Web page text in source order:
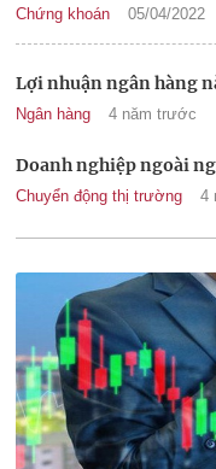
Chứng khoán
05/04/2022
Lợi nhuận ngân hàng
Ngân hàng 4 năm trước
Doanh nghiệp ngoài
Chuyển động thị trường 4